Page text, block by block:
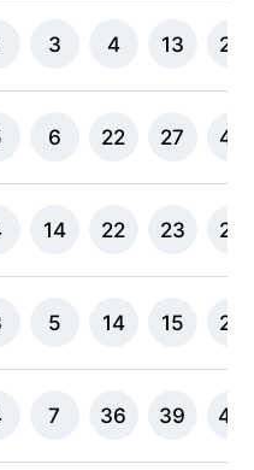
3 4 13 28
6 22 27 42
14 22 23 24
5 14 15 26
7 36 39 44